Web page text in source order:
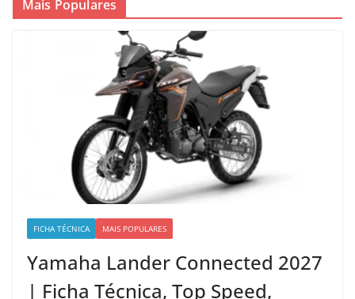
Mais Populares
FICHA TÉCNICA MAIS POPULARES
Yamaha Lander Connected 2027
| Ficha Técnica, Top Speed,